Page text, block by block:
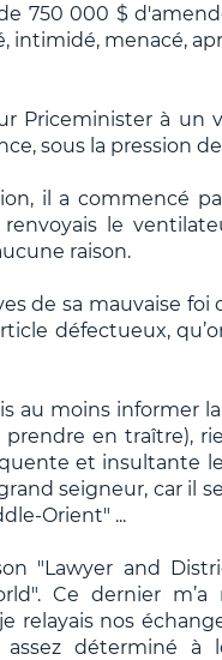
750 000 $
intimidé, menacé,
Priceminister à un
sous la pression
il a commencé
le
raison.
de sa mauvaise foi
défectueux,
au moins informer
en traître),
et insultante
seigneur, car il
Orient" ...
"Lawyer and
Ce dernier m’a
relayais nos
déterminé à